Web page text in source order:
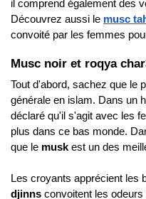
il comprend également des
Découvrez aussi le musc
convoité par les femmes
Musc noir et roqya
Tout d'abord, sachez que le
générale en islam. Dans un
déclaré qu'il s'agit avec les
plus dans ce bas monde.
que le musk est un des
Les croyants apprécient les
djinns convoitent les